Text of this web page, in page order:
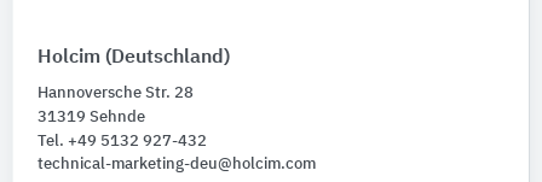
Holcim (Deutschland)
Hannoversche Str. 28
31319 Sehnde
Tel. +49 5132 927-432
technical-marketing-deu@holcim.com